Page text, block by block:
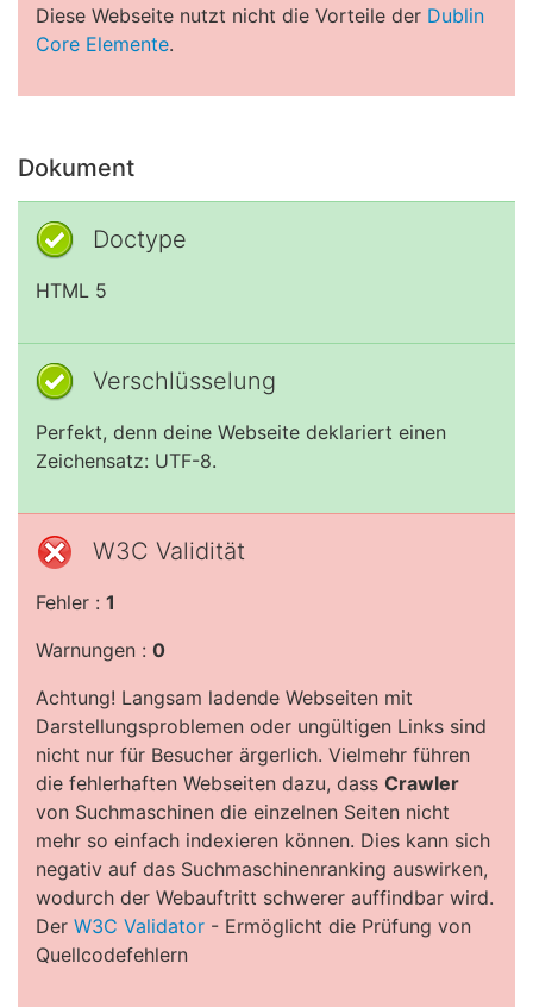
Diese Webseite nutzt nicht die Vorteile der Dublin
Core Elemente.
Dokument
Doctype
HTML 5
Verschlüsselung
Perfekt, denn deine Webseite deklariert einen
Zeichensatz: UTF-8.
W3C Validität
Fehler : 1
Warnungen : 0
Achtung! Langsam ladende Webseiten mit
Darstellungsproblemen oder ungültigen Links sind
nicht nur für Besucher ärgerlich. Vielmehr führen
die fehlerhaften Webseiten dazu, dass Crawler
von Suchmaschinen die einzelnen Seiten nicht
mehr so einfach indexieren können. Dies kann sich
negativ auf das Suchmaschinenranking auswirken,
wodurch der Webauftritt schwerer auffindbar wird.
Der W3C Validator - Ermöglicht die Prüfung von
Quellcodefehlern